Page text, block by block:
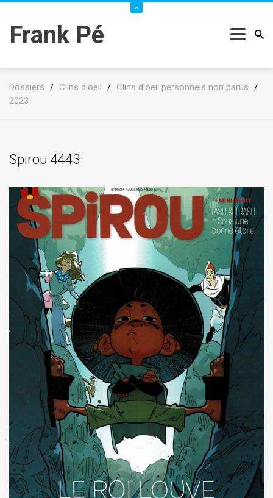
Frank Pé
Dossiers / Clins d'oeil / Clins d'oeil personnels non parus /
2023
Spirou 4443